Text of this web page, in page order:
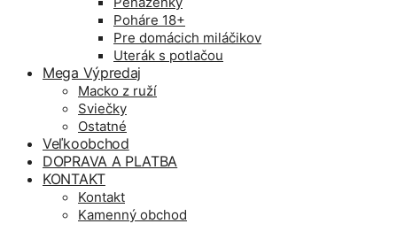
Poháre 18+
Pre domácich miláčikov
Uterák s potlačou
Mega Výpredaj
Macko z ruží
Sviečky
Ostatné
Veľkoobchod
DOPRAVA A PLATBA
KONTAKT
Kontakt
Kamenný obchod